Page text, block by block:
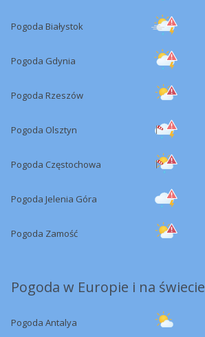
Pogoda Białystok
Pogoda Gdynia
Pogoda Rzeszów
Pogoda Olsztyn
Pogoda Częstochowa
Pogoda Jelenia Góra
Pogoda Zamość
Pogoda w Europie i na świecie
Pogoda Antalya